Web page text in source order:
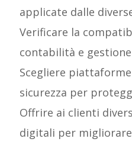
applicate dalle
Verificare la
contabilità e
Scegliere
sicurezza per
Offrire ai clienti
digitali per migliorare